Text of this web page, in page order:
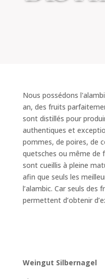
Nous possédons
an, des fruits
sont distillés pour
authentiques et
pommes, de poires, de
quetsches ou même de
sont cueillis à pleine
afin que seuls les
l’alambic. Car seuls des
permettent d’obtenir
Weingut Silbernagel